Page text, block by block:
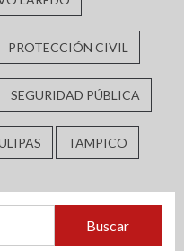
PROTECCIÓN CIVIL
SEGURIDAD PÚBLICA
TAMPICO